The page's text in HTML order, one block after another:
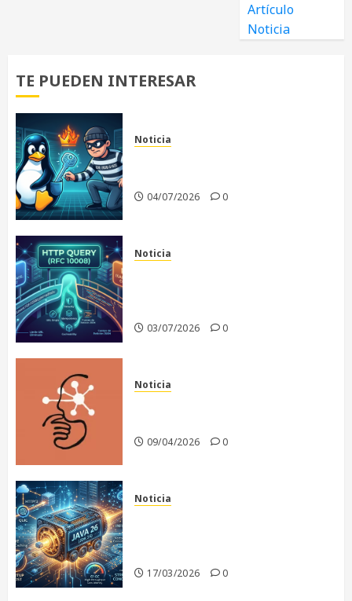
Artículo
Noticia
TE PUEDEN INTERESAR
Noticia
04/07/2026 0
Noticia
03/07/2026 0
Noticia
09/04/2026 0
Noticia
17/03/2026 0